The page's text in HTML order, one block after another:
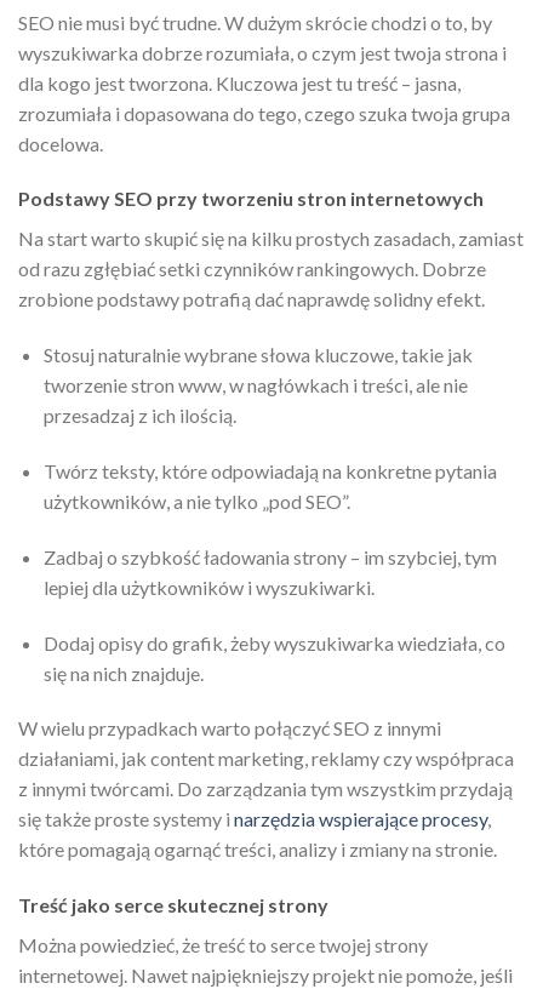
SEO nie musi być trudne. W dużym skrócie chodzi o to, by
wyszukiwarka dobrze rozumiała, o czym jest twoja strona i
dla kogo jest tworzona. Kluczowa jest tu treść – jasna,
zrozumiała i dopasowana do tego, czego szuka twoja grupa
docelowa.
Podstawy SEO przy tworzeniu stron internetowych
Na start warto skupić się na kilku prostych zasadach, zamiast
od razu zgłębiać setki czynników rankingowych. Dobrze
zrobione podstawy potrafią dać naprawdę solidny efekt.
Stosuj naturalnie wybrane słowa kluczowe, takie jak
tworzenie stron www, w nagłówkach i treści, ale nie
przesadzaj z ich ilością.
Twórz teksty, które odpowiadają na konkretne pytania
użytkowników, a nie tylko „pod SEO”.
Zadbaj o szybkość ładowania strony – im szybciej, tym
lepiej dla użytkowników i wyszukiwarki.
Dodaj opisy do grafik, żeby wyszukiwarka wiedziała, co
się na nich znajduje.
W wielu przypadkach warto połączyć SEO z innymi
działaniami, jak content marketing, reklamy czy współpraca
z innymi twórcami. Do zarządzania tym wszystkim przydają
się także proste systemy i narzędzia wspierające procesy,
które pomagają ogarnąć treści, analizy i zmiany na stronie.
Treść jako serce skutecznej strony
Można powiedzieć, że treść to serce twojej strony
internetowej. Nawet najpiękniejszy projekt nie pomoże, jeśli